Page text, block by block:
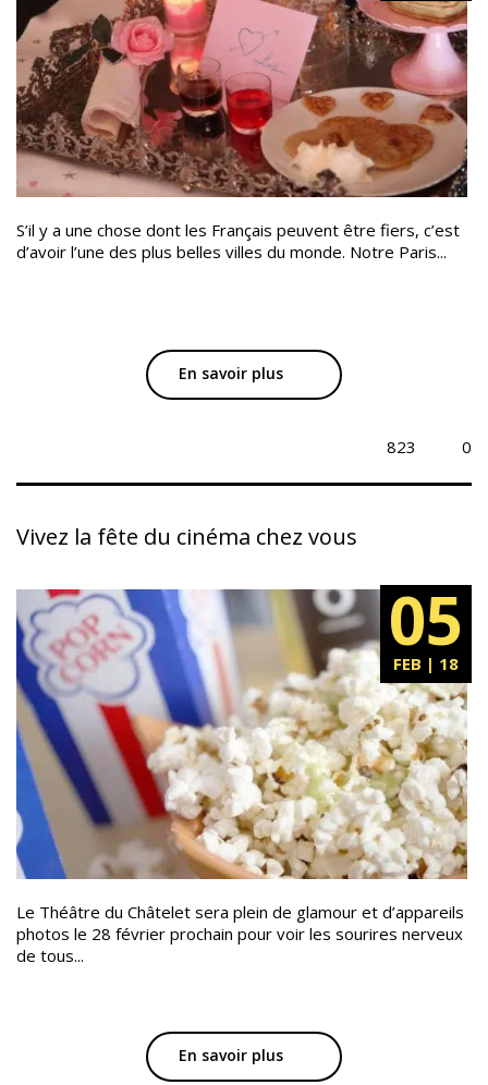
S’il y a une chose dont les Français peuvent être fiers, c’est
d’avoir l’une des plus belles villes du monde. Notre Paris...
En savoir plus
0
823
Vivez la fête du cinéma chez vous
05
FEB | 18
Le Théâtre du Châtelet sera plein de glamour et d’appareils
photos le 28 février prochain pour voir les sourires nerveux
de tous...
En savoir plus